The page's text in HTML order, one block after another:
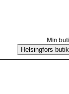
Min
Helsingfors butik